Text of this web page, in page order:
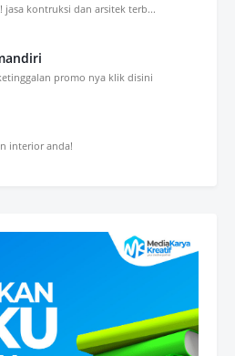
jasa kontruksi dan arsitek terb...
promo nya klik disini
interior anda!